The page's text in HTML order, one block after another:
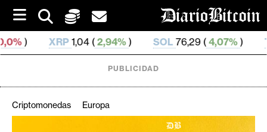
i
p
t
o
1,04 ( 2,94%) SOL76,29 ( 4,07% ) TRX0,328
PUBLICIDAD
Criptomonedas Europa